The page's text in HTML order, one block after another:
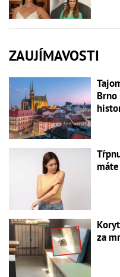
ZAUJÍMAVOSTI
Brno
za